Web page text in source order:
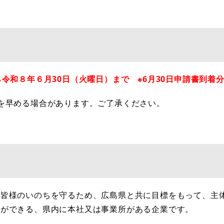
令和８年６月30日（火曜日）まで※6月30日申請書到着
める場合があります。ご了承ください。
のいのちを守るため、広島県と共に目標をもって、主
できる、県内に本社又は事業所がある企業です。